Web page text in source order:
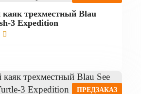
трехместный Blau
3 Expedition
ПРЕДЗАКАЗ